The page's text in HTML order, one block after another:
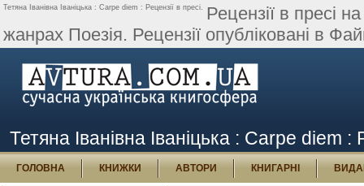
Тетяна Іванівна Іваніцька : Carpe diem : Рецензії в пресі. Рецензії в пресі
жанрах Поезія. Рецензії опубліковані в
Тетяна Іванівна Іваніцька : Carpe diem :
ГОЛОВНА КНИЖКИ АВТОРИ КНИГАРНІ